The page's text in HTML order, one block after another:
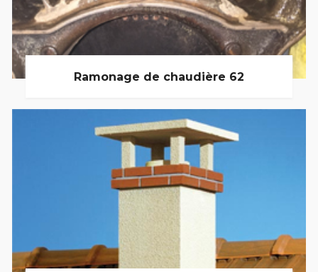
Ramonage de chaudière 62